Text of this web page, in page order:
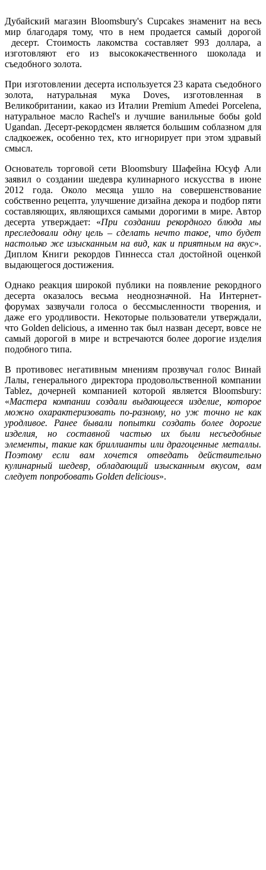
Дубайский магазин Bloomsbury's Cupcakes знаменит на весь
мир благодаря тому, что в нем продается самый дорогой
десерт. Стоимость лакомства составляет 993 доллара, а
изготовляют его из высококачественного шоколада и
съедобного золота.
При изготовлении десерта используется 23 карата съедобного
золота, натуральная мука Doves, изготовленная в
Великобритании, какао из Италии Premium Amedei Porcelena,
натуральное масло Rachel's и лучшие ванильные бобы gold
Ugandan. Десерт-рекордсмен является большим соблазном для
сладкоежек, особенно тех, кто игнорирует при этом здравый
смысл.
Основатель торговой сети Bloomsbury Шафейна Юсуф Али
заявил о создании шедевра кулинарного искусства в июне
2012 года. Около месяца ушло на совершенствование
собственно рецепта, улучшение дизайна декора и подбор пяти
составляющих, являющихся самыми дорогими в мире. Автор
десерта утверждает: «При создании рекордного блюда мы
преследовали одну цель – сделать нечто такое, что будет
настолько же изысканным на вид, как и приятным на вкус».
Диплом Книги рекордов Гиннесса стал достойной оценкой
выдающегося достижения.
Однако реакция широкой публики на появление рекордного
десерта оказалось весьма неоднозначной. На Интернет-
форумах зазвучали голоса о бессмысленности творения, и
даже его уродливости. Некоторые пользователи утверждали,
что Golden delicious, а именно так был назван десерт, вовсе не
самый дорогой в мире и встречаются более дорогие изделия
подобного типа.
В противовес негативным мнениям прозвучал голос Винай
Лалы, генерального директора продовольственной компании
Tablez, дочерней компанией которой является Bloomsbury:
«Мастера компании создали выдающееся изделие, которое
можно охарактеризовать по-разному, но уж точно не как
уродливое. Ранее бывали попытки создать более дорогие
изделия, но составной частью их были несъедобные
элементы, такие как бриллианты или драгоценные металлы.
Поэтому если вам хочется отведать действительно
кулинарный шедевр, обладающий изысканным вкусом, вам
следует попробовать Golden delicious».